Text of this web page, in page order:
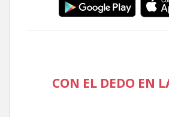
CON EL DEDO EN